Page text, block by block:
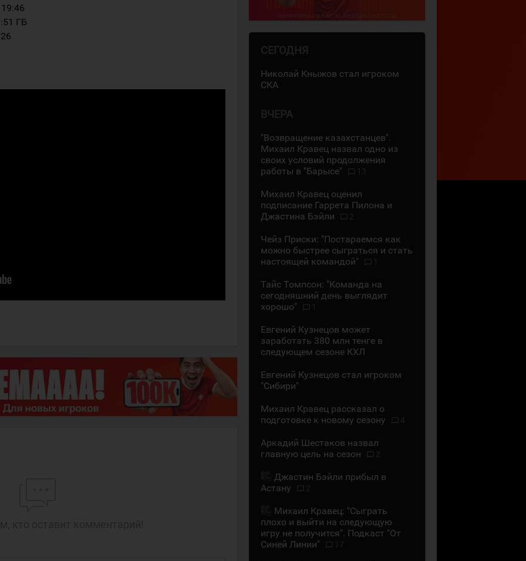
ГБ
СЕГОДНЯ
Николай Кныжов стал игроком
СКА
ВЧЕРА
"Возвращение казахстанцев".
Михаил Кравец назвал одно из
своих условий продолжения
работы в "Барысе"
13
Михаил Кравец оценил
подписание Гаррета Пилона и
Джастина Бэйли
Чейз Приски: "Постараемся как
можно быстрее сыграться и стать
настоящей командой"
Тайс Томпсон: "Команда на
сегодняшний день выглядит
хорошо"
Евгений Кузнецов может
заработать 380 млн тенге в
следующем сезоне КХЛ
Евгений Кузнецов стал игроком
"Сибири"
Михаил Кравец рассказал о
подготовке к новому сезону
4
Аркадий Шестаков назвал
главную цель на сезон
Джастин Бэйли прибыл в
Астану
Михаил Кравец: "Сыграть
плохо и выйти на следующую
игру не получится". Подкаст "От
Синей Линии"
17